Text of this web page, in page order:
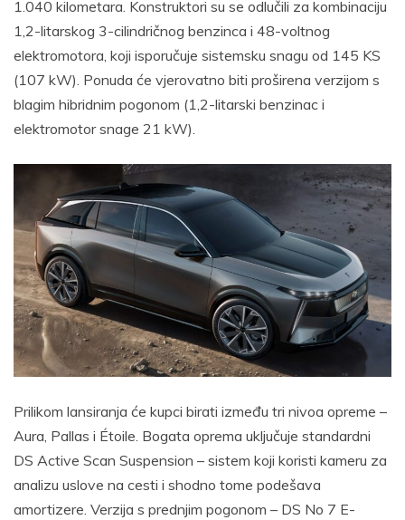
1.040 kilometara. Konstruktori su se odlučili za kombinaciju
1,2-litarskog 3-cilindričnog benzinca i 48-voltnog
elektromotora, koji isporučuje sistemsku snagu od 145 KS
(107 kW). Ponuda će vjerovatno biti proširena verzijom s
blagim hibridnim pogonom (1,2-litarski benzinac i
elektromotor snage 21 kW).
Prilikom lansiranja će kupci birati između tri nivoa opreme –
Aura, Pallas i Étoile. Bogata oprema uključuje standardni
DS Active Scan Suspension – sistem koji koristi kameru za
analizu uslove na cesti i shodno tome podešava
amortizere. Verzija s prednjim pogonom – DS No 7 E-